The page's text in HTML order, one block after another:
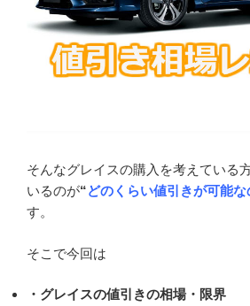
そんなグレイスの購入を考えている
いるのが“どのくらい値引きが可能な
す。
そこで今回は
・グレイスの値引きの相場・限界